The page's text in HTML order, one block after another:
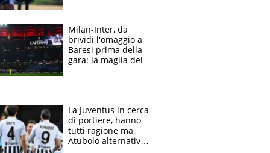
atlete
Milan-Inter, da
brividi l'omaggio a
Baresi prima della
gara: la maglia del
La Juventus in cerca
di portiere, hanno
tutti ragione ma
Atubolo alternativa